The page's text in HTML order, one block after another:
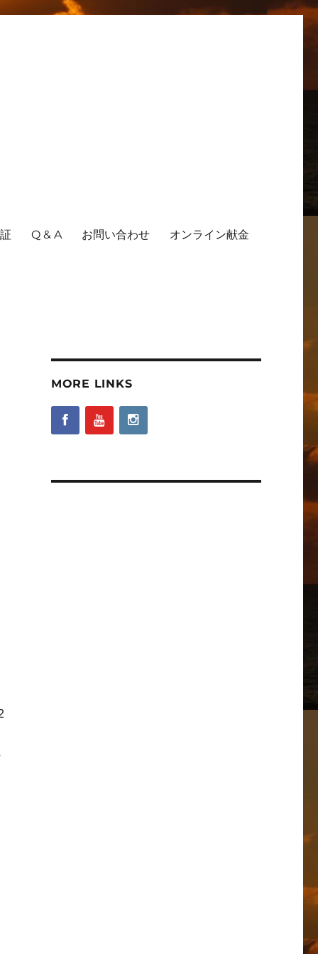
証 Q & A お問い合わせ オンライン献金
MORE LINKS